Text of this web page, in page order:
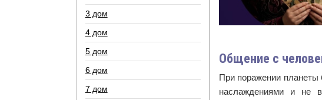
Общение с
При поражении планеты
наслаждениями и не
3 дом
4 дом
5 дом
6 дом
7 дом